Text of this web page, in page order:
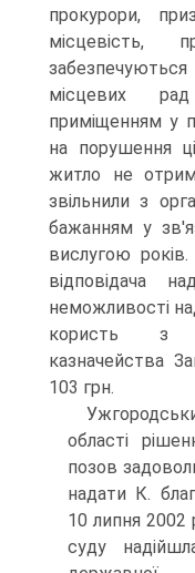
прокурори,
місцевість,
місцевих
приміщенням у
на порушення
житло не
звільнили з
бажанням у
вислугою
відповідача
неможливості
користь з
казначейства
103 грн.
області
позов
надати К.
10 липня 2002
суду